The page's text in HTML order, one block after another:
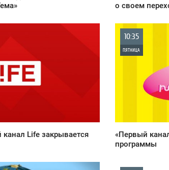
о своем
Life закрывается
10:35
ПЯТНИЦА
«Первый
программы